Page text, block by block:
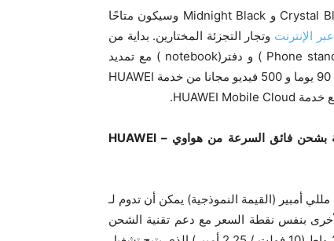
يتوفر هاتف HUAWEI nova Y70 بثلاثة ألوان: Pearl White و Crystal Blue و Midnight Black وسيكون متاحًا
الإنترنت وتجار التجزئة المختارين. بداية من
الموعد المذكور سابقا، يتحصل الحرفاء مجانا على حامل هاتف (Phone stand ) و دفتر(notebook ) مع تمديد
فترةالضمان 90 يوما إضافيا و التمتع بخدمات HUAWEI Music مدّة 90 يوما و 500 فيديو مجانا من خدمة HUAWEI
بشحن فائق السرعة من هواوي – HUAWEI
تم تجهيز هاتف HUAWEI nova Y70 ببطارية طويلة الأمد تبلغ 6000 مللي أمبير (القيمة النموذجية) يمكن أن تدوم لـ
الأخرى بنفس نقطة السعر مع دعم تقنية الشحن